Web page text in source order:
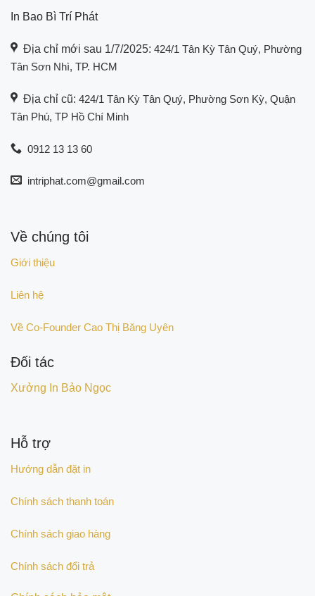
In Bao Bì Trí Phát
Địa chỉ mới sau 1/7/2025: 424/1 Tân Kỳ Tân Quý, Phường
Tân Sơn Nhì, TP. HCM
Địa chỉ cũ: 424/1 Tân Kỳ Tân Quý, Phường Sơn Kỳ, Quận
Tân Phú, TP Hồ Chí Minh
0912 13 13 60
intriphat.com@gmail.com
Về chúng tôi
Giới thiệu
Liên hệ
Về Co-Founder Cao Thị Băng Uyên
Đối tác
Xưởng In Bảo Ngọc
Hỗ trợ
Hướng dẫn đặt in
Chính sách thanh toán
Chính sách giao hàng
Chính sách đổi trả